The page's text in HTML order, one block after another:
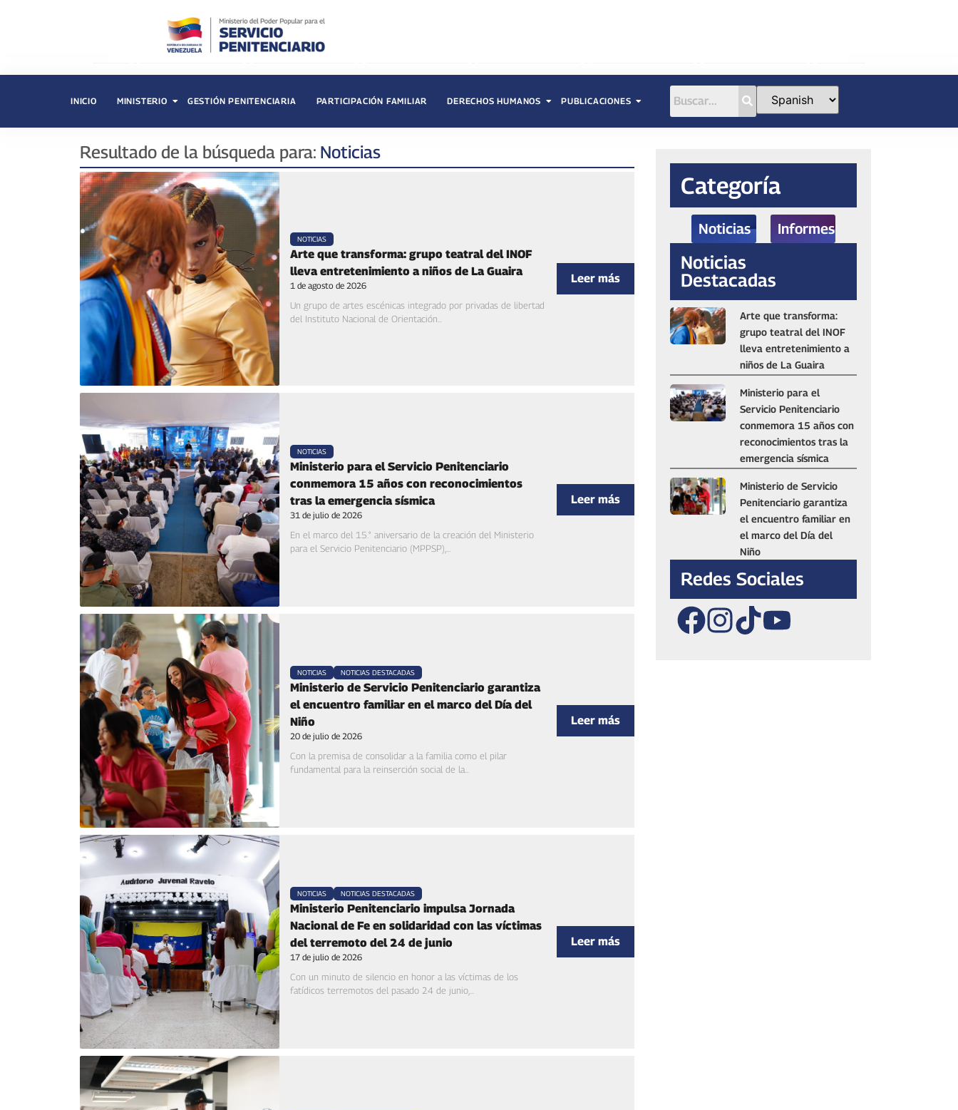
INICIO MINISTERIO GESTIÓN PENITENCIARIA PARTICIPACIÓN FAMILIAR DERECHOS HUMANOS PUBLICACIONES
Resultado de la búsqueda para: Noticias
NOTICIAS
Arte que transforma: grupo teatral del INOF
lleva entretenimiento a niños de La Guaira
1 de agosto de 2026
Un grupo de artes escénicas integrado por privadas de libertad
del Instituto Nacional de Orientación...
Leer más
NOTICIAS
Ministerio para el Servicio Penitenciario
conmemora 15 años con reconocimientos
tras la emergencia sísmica
31 de julio de 2026
En el marco del 15.° aniversario de la creación del Ministerio
para el Servicio Penitenciario (MPPSP),...
Leer más
NOTICIAS NOTICIAS DESTACADAS
Ministerio de Servicio Penitenciario garantiza
el encuentro familiar en el marco del Día del
Niño
20 de julio de 2026
Con la premisa de consolidar a la familia como el pilar
fundamental para la reinserción social de la...
Leer más
NOTICIAS NOTICIAS DESTACADAS
Ministerio Penitenciario impulsa Jornada
Nacional de Fe en solidaridad con las víctimas
del terremoto del 24 de junio
17 de julio de 2026
Con un minuto de silencio en honor a las víctimas de los
fatídicos terremotos del pasado 24 de junio,...
Leer más
Categoría
Noticias Informes
Noticias
Destacadas
Arte que transforma:
grupo teatral del INOF
lleva entretenimiento a
niños de La Guaira
Ministerio para el
Servicio Penitenciario
conmemora 15 años con
reconocimientos tras la
emergencia sísmica
Ministerio de Servicio
Penitenciario garantiza
el encuentro familiar en
el marco del Día del
Niño
Redes Sociales